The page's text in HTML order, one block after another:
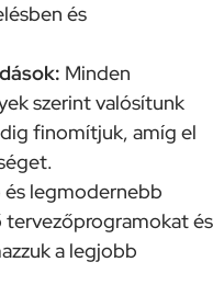
és
Minden
szerint valósítunk
finomítjuk, amíg el
és legmodernebb
és
a legjobb